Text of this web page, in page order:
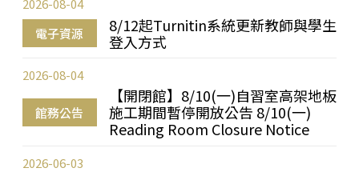
電子資源
8/12起Turnitin系統更新教師與學生
登入方式
2026-08-04
館務公告
【開閉館】8/10(一)自習室高架地板
施工期間暫停開放公告 8/10(一)
Reading Room Closure Notice
2026-08-04
2026-06-03